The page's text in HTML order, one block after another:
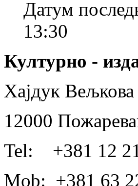
Датум
13:30
Културно -
Хајдук Вељкова
12000
Tel: +381 12
Mob: +381 63